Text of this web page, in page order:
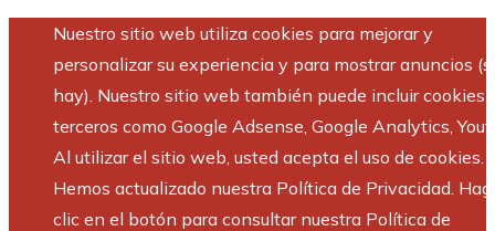
Nuestro sitio web utiliza cookies para mejorar y
personalizar su experiencia y para mostrar anuncios
hay). Nuestro sitio web también puede incluir cookies
terceros como Google Adsense, Google Analytics,
Al utilizar el sitio web, usted acepta el uso de cookies.
Hemos actualizado nuestra Política de Privacidad.
clic en el botón para consultar nuestra Política de